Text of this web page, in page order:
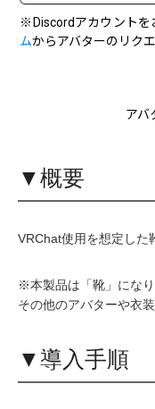
※Discordアカウントを
ムからアバターのリク
アバ
▼概要
VRChat使用を想定した
※本製品は「靴」になり
その他のアバターや衣
▼導入手順